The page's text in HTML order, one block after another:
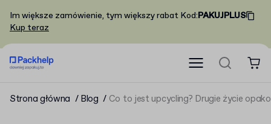
Im większe zamówienie, tym większy rabat Kod:PAKUJPLUS
Kup teraz
Strona główna Blog Co to jest upcycling? Drugie życie